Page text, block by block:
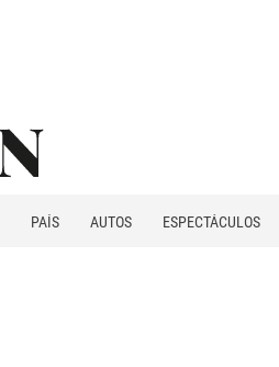
PAÍS AUTOS
ESPECTÁCULOS